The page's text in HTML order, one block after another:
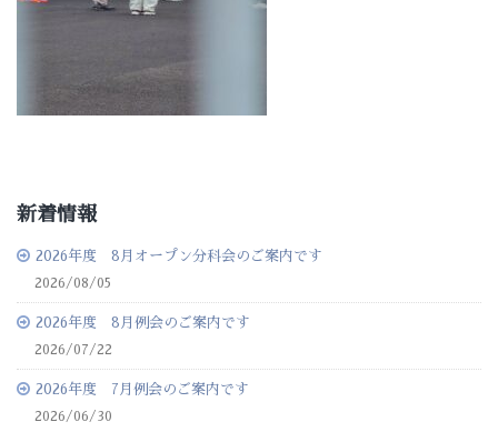
新着情報
2026年度 8月オープン分科会のご案内です
2026/08/05
2026年度 8月例会のご案内です
2026/07/22
2026年度 7月例会のご案内です
2026/06/30